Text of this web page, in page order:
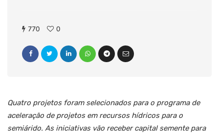
770 0
Quatro projetos foram selecionados para o programa de
aceleração de projetos em recursos hídricos para o
semiárido. As iniciativas vão receber capital semente para